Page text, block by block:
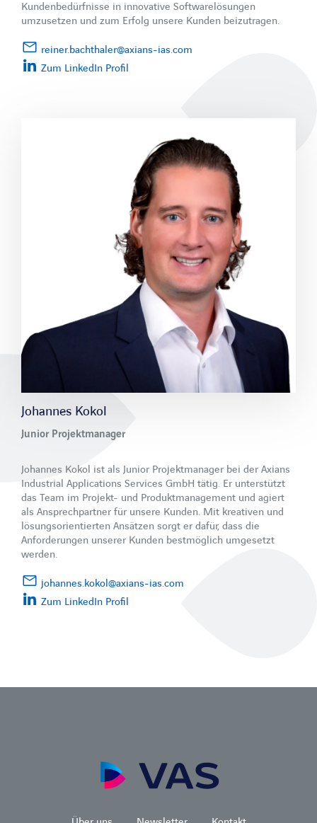
Kundenbedürfnisse in innovative Softwarelösungen
umzusetzen und zum Erfolg unsere Kunden beizutragen.
reiner.bachthaler@axians-ias.com
Zum LinkedIn Profil
Johannes Kokol
Junior Projektmanager
Johannes Kokol ist als Junior Projektmanager bei der Axians
Industrial Applications Services GmbH tätig. Er unterstützt
das Team im Projekt- und Produktmanagement und agiert
als Ansprechpartner für unsere Kunden. Mit kreativen und
lösungsorientierten Ansätzen sorgt er dafür, dass die
Anforderungen unserer Kunden bestmöglich umgesetzt
werden.
johannes.kokol@axians-ias.com
Zum LinkedIn Profil